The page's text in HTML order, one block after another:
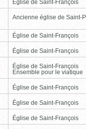
Église de Saint-François
Ancienne église de Saint-
Église de Saint-François
Église de Saint-François
Église de Saint-François
Ensemble pour le viatique
Église de Saint-François
Église de Saint-François
Église de Saint-François